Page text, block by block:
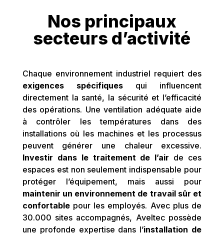
Nos principaux
secteurs d’activité
Chaque environnement industriel requiert des
exigences spécifiquesqui influencent
directement la santé, la sécurité et l’efficacité
des opérations. Une ventilation adéquate aide
à contrôler les températures dans des
installations où les machines et les processus
peuvent générer une chaleur excessive.
Investir dans le traitement de l’air de ces
espaces est non seulement indispensable pour
protéger l’équipement, mais aussi pour
maintenir un environnement de travail sûr et
confortablepour les employés. Avec plus de
30.000 sites accompagnés, Aveltec possède
une profonde expertise dans l’installation de